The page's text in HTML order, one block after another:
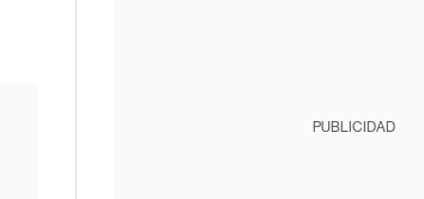
PUBLICIDAD